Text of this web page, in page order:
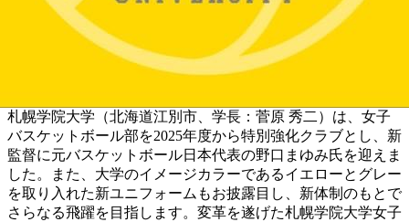
札幌学院大学（北海道江別市、学長：菅原 秀二）は、女子
バスケットボール部を2025年度から特別強化クラブとし、新
監督に元バスケットボール日本代表の野口まゆみ氏を迎えま
した。また、大学のイメージカラーであるイエローとグレー
を取り入れた新ユニフォームもお披露目し、新体制のもとで
さらなる飛躍を目指します。変革を遂げた札幌学院大学女子